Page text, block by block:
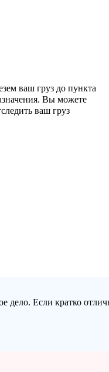
ваш груз до пункта
Вы можете
ваш груз
дело. Если кратко